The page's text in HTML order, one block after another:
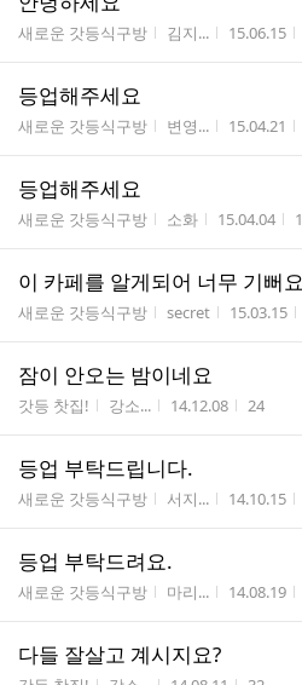
게시판명
새로운 갓등식구방 작성자
김지... 작성시간
15.06.15
등업해주세요
게시판명
새로운 갓등식구방 작성자
변영... 작성시간
15.04.21
등업해주세요
게시판명
새로운 갓등식구방 작성자
소화 작성시간
15.04.04
이 카페를 알게되어 너무 기뻐
게시판명
새로운 갓등식구방 작성자
secret 작성시간
15.03.15
잠이 안오는 밤이네요
게시판명
갓등 찻집! 작성자
강소... 작성시간
14.12.08 조회수
24
등업 부탁드립니다.
게시판명
새로운 갓등식구방 작성자
서지... 작성시간
14.10.15
등업 부탁드려요.
게시판명
새로운 갓등식구방 작성자
마리... 작성시간
14.08.19
다들 잘살고 계시지요?